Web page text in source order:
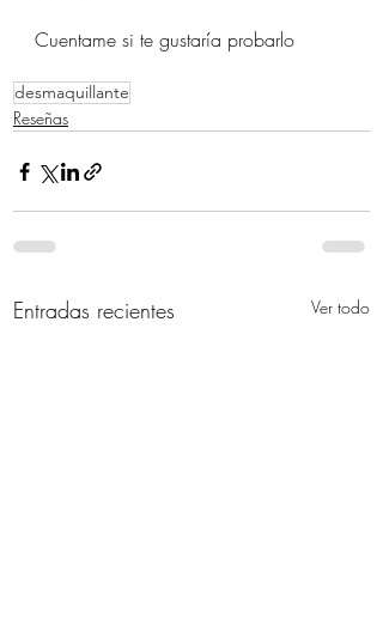
Cuentame si te gustaría probarlo
desmaquillante
Reseñas
Entradas recientes Ver todo